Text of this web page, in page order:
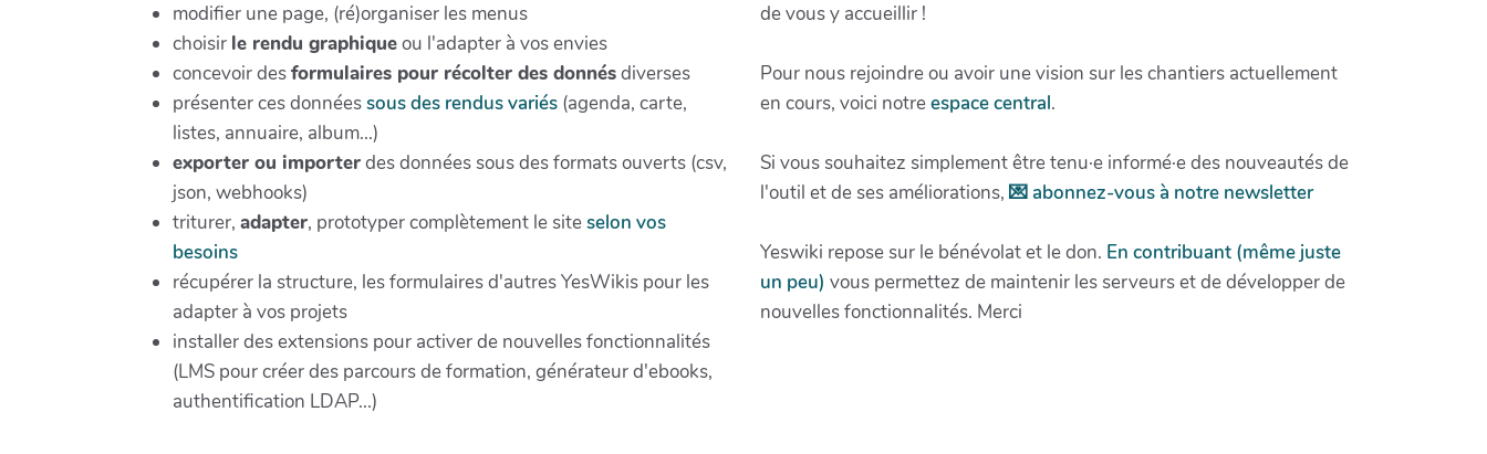
modifier une page, (ré)organiser les menus
choisir le rendu graphiqueou l'adapter à vos envies
concevoir desformulaires pour récolter des donnésdiverses
présenter ces donnéessous des rendus variés (agenda, carte,
listes, annuaire, album...)
exporter ou importerdes données sous des formats ouverts (csv,
json, webhooks)
triturer, adapter, prototyper complètement le siteselon vos
besoins
récupérer la structure, les formulaires d'autres YesWikis pour les
adapter à vos projets
installer des extensions pour activer de nouvelles fonctionnalités
(LMS pour créer des parcours de formation, générateur d'ebooks,
authentification LDAP...)
de vous y accueillir !
Pour nous rejoindre ou avoir une vision sur les chantiers actuellement
en cours, voici notreespace central.
Si vous souhaitez simplement être tenu·e informé·e des nouveautés de
l'outil et de ses améliorations, 💌 abonnez-vous à notre newsletter
Yeswiki repose sur le bénévolat et le don. En contribuant (même juste
un peu) vous permettez de maintenir les serveurs et de développer de
nouvelles fonctionnalités. Merci